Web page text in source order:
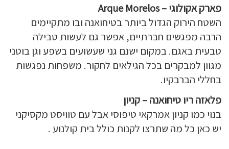
פארק אקולוגי – Arque Morelos
השטח הירוק הגדול ביותר בטיחואנה ובו מתקיימים
הרבה מפגשים חברתיים, אפשר גם לעשות טבילה
טבעית באגם. במקום ישנם גני שעשועים בשפע וגן בוטני
מגוון למבקרים בכל הגילאים לחקור. משפחות נפגשות
בחללי הברבקיו.
פלאזה ריו טיחואנה – קניון
בנוי כמו קניון אמרקאי טיפוסי אבל עם טוויסט מקסיקני
יש כאן כל מה שתרצו לקנות כולל בית קולנוע .